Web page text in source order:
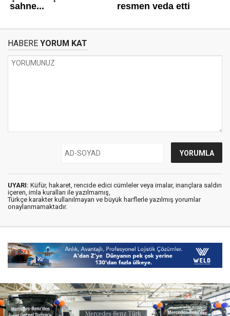
HABERE YORUM KAT
UYARI: Küfür, hakaret, rencide edici cümleler veya imalar, inançlara saldırı
içeren, imla kuralları ile yazılmamış,
Türkçe karakter kullanılmayan ve büyük harflerle yazılmış yorumlar
onaylanmamaktadır.